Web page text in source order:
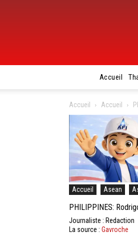
Accueil
Accueil Accueil
Accueil Asean
PHILIPPINES:
Journaliste : Redaction
La source : Gavroche